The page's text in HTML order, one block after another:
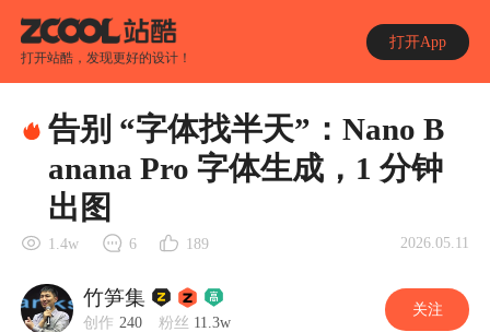
打开站酷，发现更好的设计！
打开App
告别 “字体找半天”：Nano B
anana Pro 字体生成，1 分钟
出图
1.4w 6 189 2026.05.11
竹笋集
创作 240 粉丝 11.3w
关注